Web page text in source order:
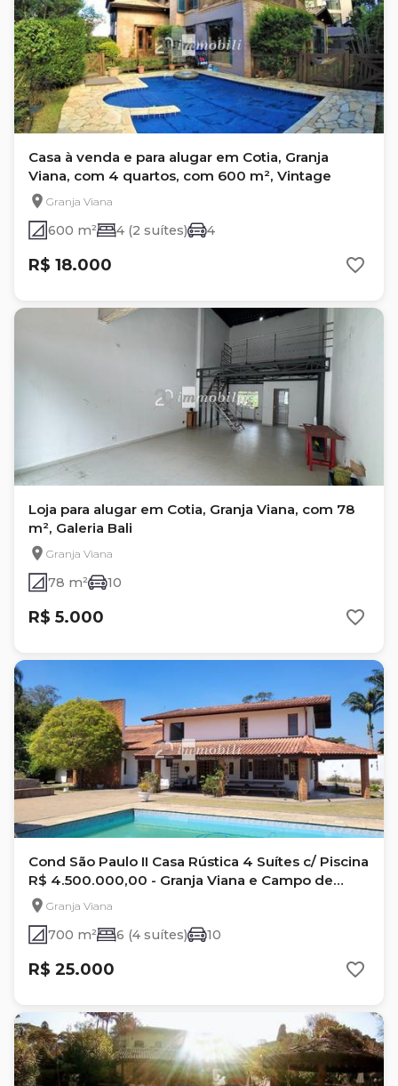
Casa à venda e para alugar em Cotia, Granja
Viana, com 4 quartos, com 600 m², Vintage
Granja Viana
600 m² 4 (2 suítes) 4
R$ 18.000
Loja para alugar em Cotia, Granja Viana, com 78
m², Galeria Bali
Granja Viana
78 m² 10
R$ 5.000
Cond São Paulo II Casa Rústica 4 Suítes c/ Piscina
R$ 4.500.000,00 - Granja Viana e Campo de
Futebol por
Granja Viana
700 m² 6 (4 suítes) 10
R$ 25.000